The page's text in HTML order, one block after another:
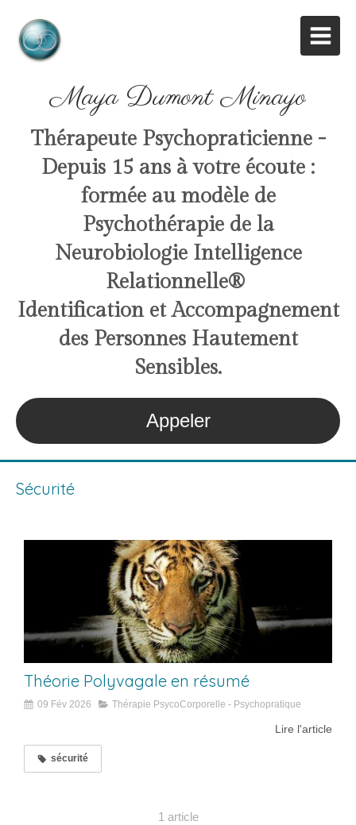
Maya Dumont Minayo
Thérapeute Psychopraticienne -
Depuis 15 ans à votre écoute :
formée au modèle de
Psychothérapie de la
Neurobiologie Intelligence
Relationnelle®
Identification et Accompagnement
des Personnes Hautement
Sensibles.
Appeler
Sécurité
Théorie Polyvagale en résumé
09 Fév 2026 Thérapie PsycoCorporelle - Psychopratique
Lire l'article
sécurité
1 article